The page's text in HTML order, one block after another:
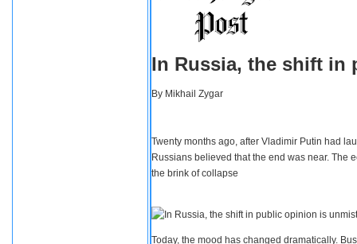
In Russia, the shift in
By Mikhail Zygar
Twenty months ago, after Vladimir Putin had
Russians believed that the end was near. The
the brink of collapse
Today, the mood has changed dramatically.